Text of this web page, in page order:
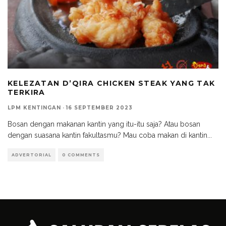
KELEZATAN D’QIRA CHICKEN STEAK YANG TAK
TERKIRA
LPM KENTINGAN · 16 SEPTEMBER 2023
Bosan dengan makanan kantin yang itu-itu saja? Atau bosan
dengan suasana kantin fakultasmu? Mau coba makan di kantin
ADVERTORIAL 0 COMMENTS